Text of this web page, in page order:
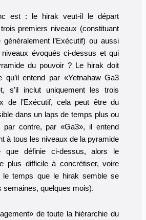
est : le hirak veut-il le départ
premiers niveaux (constituant
généralement l’Exécutif) ou aussi
évoqués ci-dessus et qui
du pouvoir ? Le hirak doit
qu’il entend par «Yetnahaw Ga3
s’il inclut uniquement les trois
de l’Exécutif, cela peut être du
dans un laps de temps plus ou
par contre, par «Ga3», il entend
à tous les niveaux de la pyramide
que définie ci-dessus, alors le
plus difficile à concrétiser, voire
le temps que le hirak semble se
semaines, quelques mois).
de toute la hiérarchie du